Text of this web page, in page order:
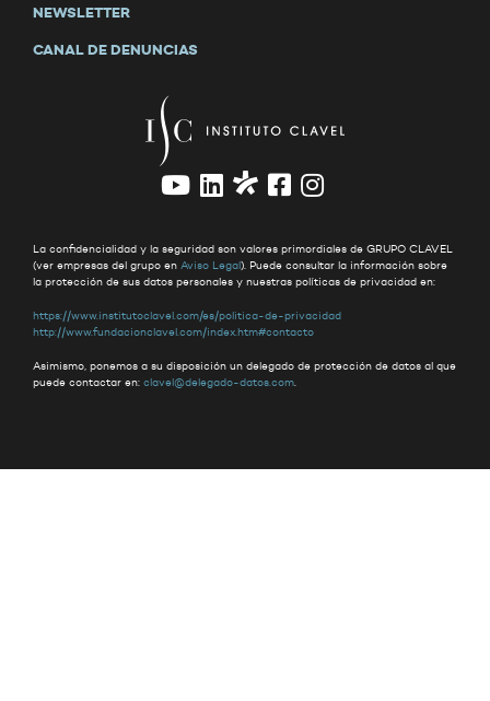
NEWSLETTER
CANAL DE DENUNCIAS
La confidencialidad y la seguridad son valores primordiales de GRUPO CLAVEL
(ver empresas del grupo en Aviso Legal). Puede consultar la información sobre
la protección de sus datos personales y nuestras políticas de privacidad en:
https://www.institutoclavel.com/es/politica-de-privacidad
http://www.fundacionclavel.com/index.htm#contacto
Asimismo, ponemos a su disposición un delegado de protección de datos al que
puede contactar en: clavel@delegado-datos.com.